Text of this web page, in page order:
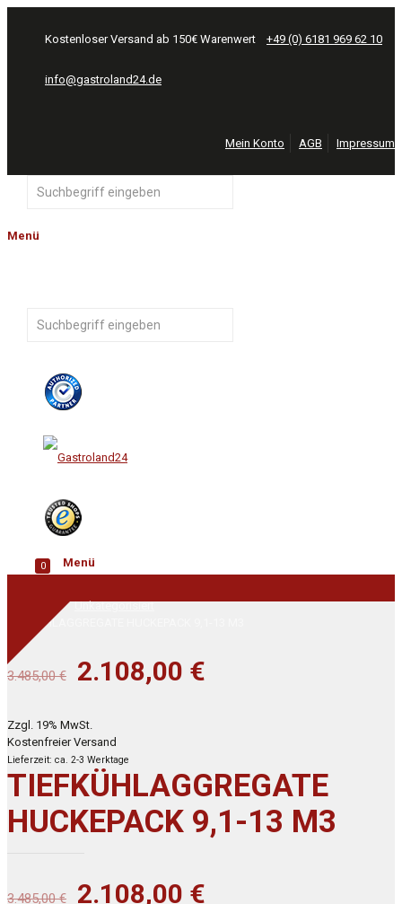
Kostenloser Versand ab 150€ Warenwert +49 (0) 6181 969 62 10
info@gastroland24.de
Mein Konto AGB Impressum
Menü
0 Menü
Unkategorisiert
TIEFKÜHLAGGREGATE HUCKEPACK 9,1-13 M3
3.485,00€
Ursprünglicher
war:
3.485,00 €
2.108,00 €
Zzgl. 19% MwSt.
Kostenfreier Versand
Lieferzeit: ca. 2-3 Werktage
TIEFKÜHLAGGREGATE
HUCKEPACK 9,1-13 M3
3.485,00€
Ursprünglicher
2.108,00 €